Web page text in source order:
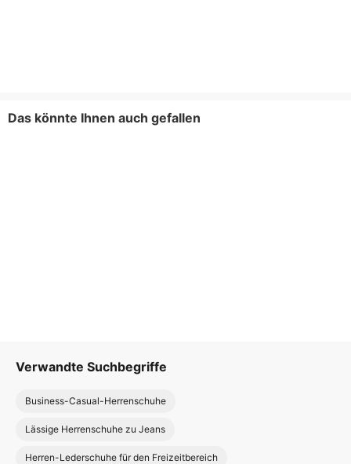
Das könnte Ihnen auch gefallen
Verwandte Suchbegriffe
Business-Casual-Herrenschuhe
Lässige Herrenschuhe zu Jeans
Herren-Lederschuhe für den Freizeitbereich